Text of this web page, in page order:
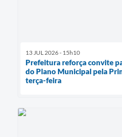
13 JUL 2026 - 15h10
Prefeitura reforça convite
do Plano Municipal pela
terça-feira